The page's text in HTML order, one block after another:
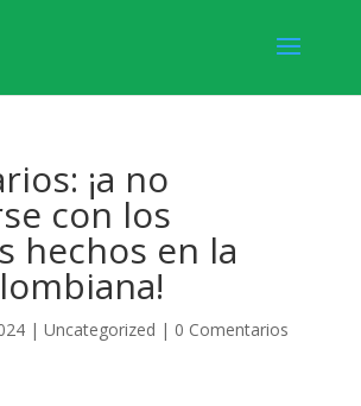
¡a no
con los
hechos en la
| Uncategorized | 0 Comentarios